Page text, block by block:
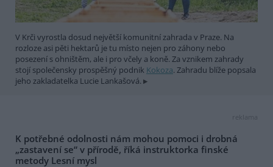
V Krči vyrostla dosud největší komunitní zahrada v Praze. Na
rozloze asi pěti hektarů je tu místo nejen pro záhony nebo
posezení s ohništěm, ale i pro včely a koně. Za vznikem zahrady
stojí společensky prospěšný podnik Kokoza. Zahradu blíže popsala
jeho zakladatelka Lucie Lankašová.
reklama
K potřebné odolnosti nám mohou pomoci i drobná
„zastavení se“ v přírodě, říká instruktorka finské
metody Lesní mysl